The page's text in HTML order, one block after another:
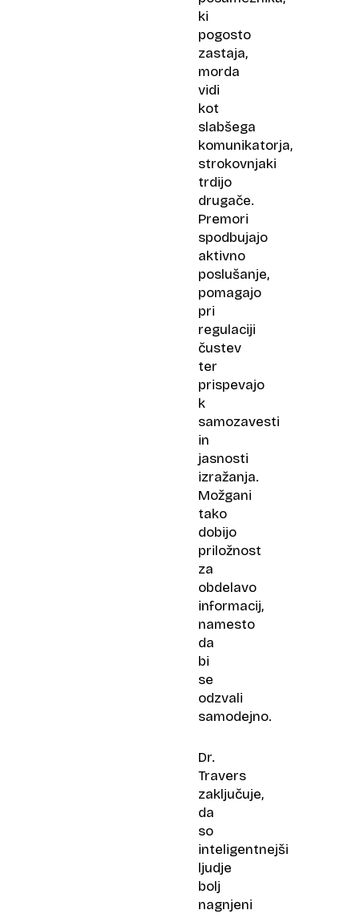
ki
pogosto
zastaja,
morda
vidi
kot
slabšega
komunikatorja,
strokovnjaki
trdijo
drugače.
Premori
spodbujajo
aktivno
poslušanje,
pomagajo
pri
regulaciji
čustev
ter
prispevajo
k
samozavesti
in
jasnosti
izražanja.
Možgani
tako
dobijo
priložnost
za
obdelavo
informacij,
namesto
da
bi
se
odzvali
samodejno.
Dr.
Travers
zaključuje,
da
so
inteligentnejši
ljudje
bolj
nagnjeni